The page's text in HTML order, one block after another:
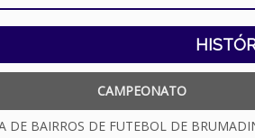
CAMPEONATO
DE BAIRROS DE FUTEBOL DE